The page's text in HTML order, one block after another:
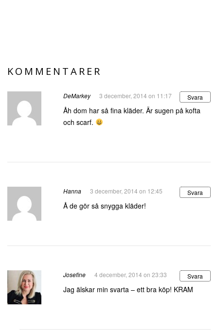
KOMMENTARER
DeMarkey 3 december, 2014 on 11:17 Svara
Åh dom har så fina kläder. Är sugen på kofta
och scarf.
Hanna 3 december, 2014 on 12:45 Svara
Å de gör så snygga kläder!
Josefine 4 december, 2014 on 23:33 Svara
Jag älskar min svarta – ett bra köp! KRAM